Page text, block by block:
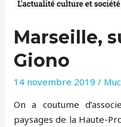
Marseille,
Giono
14 novembre 2019 /
On a coutume
paysages de la Haute-